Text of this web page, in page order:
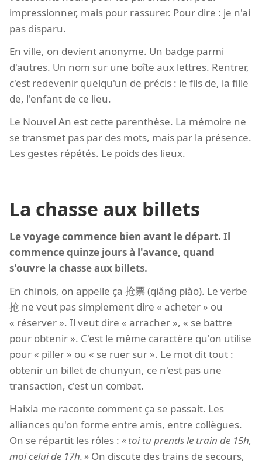
impressionner, mais pour rassurer. Pour dire : je n'ai
pas disparu.
En ville, on devient anonyme. Un badge parmi
d'autres. Un nom sur une boîte aux lettres. Rentrer,
c'est redevenir quelqu'un de précis : le fils de, la fille
de, l'enfant de ce lieu.
Le Nouvel An est cette parenthèse. La mémoire ne
se transmet pas par des mots, mais par la présence.
Les gestes répétés. Le poids des lieux.
La chasse aux billets
Le voyage commence bien avant le départ. Il
commence quinze jours à l'avance, quand
s'ouvre la chasse aux billets.
En chinois, on appelle ça 抢票 (qiǎng piào). Le verbe
抢 ne veut pas simplement dire « acheter » ou
« réserver ». Il veut dire « arracher », « se battre
pour obtenir ». C'est le même caractère qu'on utilise
pour « piller » ou « se ruer sur ». Le mot dit tout :
obtenir un billet de chunyun, ce n'est pas une
transaction, c'est un combat.
Haixia me raconte comment ça se passait. Les
alliances qu'on forme entre amis, entre collègues.
On se répartit les rôles :
toi tu prends le train de 15h,
moi celui de 17h.
On discute des trains de secours,